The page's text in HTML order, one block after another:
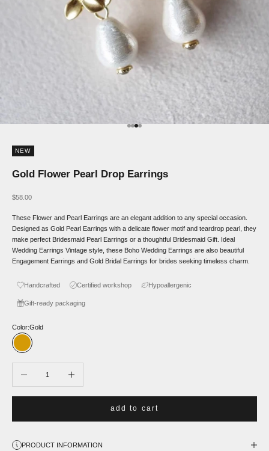
Go to item 1
Go to item 2
Go to item 3
Go to item 4
NEW
Gold Flower Pearl Drop Earrings
Sale price
$58.00
These Flower and Pearl Earrings are an elegant addition to any special occasion.
Designed as Gold Pearl Earrings with a delicate flower motif and teardrop pearl, they
make perfect Bridesmaid Pearl Earrings or a thoughtful Bridesmaid Gift. Ideal
Wedding Earrings Vintage style, these Boho Wedding Earrings are also beautiful
Engagement Earrings and Gold Bridal Earrings for brides seeking timeless charm.
Handcrafted Certified workshop Hypoallergenic
Gift-ready packaging
Color:Gold
Gold
add to cart
PRODUCT INFORMATION